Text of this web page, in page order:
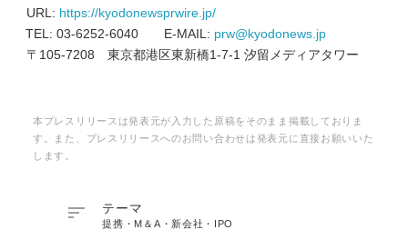
URL: https://kyodonewsprwire.jp/
TEL: 03-6252-6040 E-MAIL: prw@kyodonews.jp
〒105-7208 東京都港区東新橋1-7-1 汐留メディアタワー
本プレスリリースは発表元が入力した原稿をそのまま掲載しておりま
す。また、プレスリリースへのお問い合わせは発表元に直接お願いいた
します。
 テーマ
提携・M＆A・新会社・IPO